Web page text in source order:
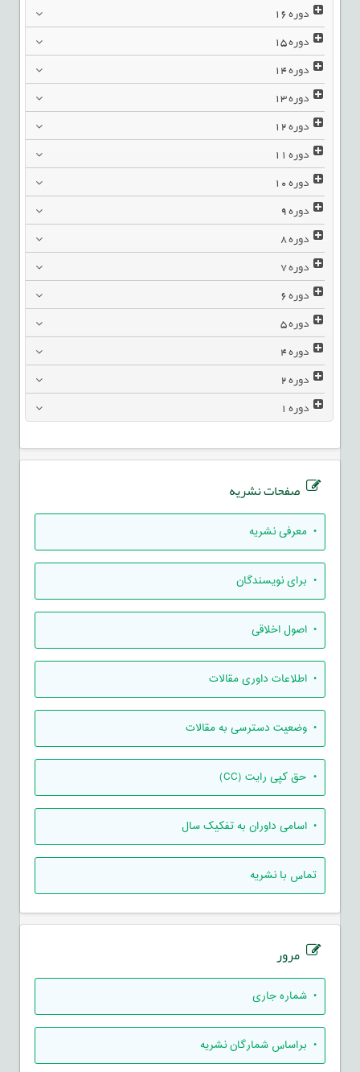
دوره16
دوره15
دوره14
دوره13
دوره12
دوره11
دوره10
دوره9
دوره8
دوره7
دوره6
دوره5
دوره4
دوره2
دوره1
صفحات نشریه
• معرفی نشریه
• برای نویسندگان
• اصول اخلاقی
• اطلاعات داوری مقالات
• وضعیت دسترسی به مقالات
• حق کپی رایت (CC)
• اسامی داوران به تفکیک سال
تماس با نشریه
مرور
• شماره جاری
• براساس شمارگان نشریه